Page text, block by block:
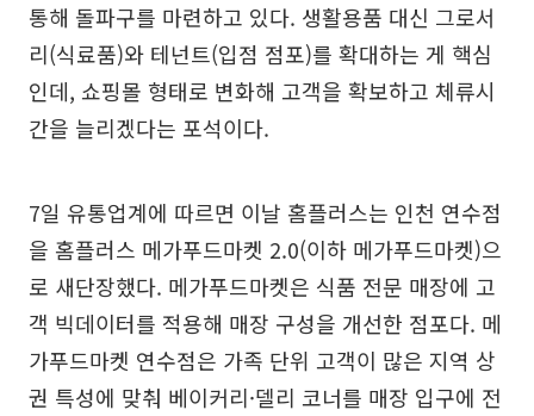
통해 돌파구를 마련하고 있다. 생활용품 대신 그로서
리(식료품)와 테넌트(입점 점포)를 확대하는 게 핵심
인데, 쇼핑몰 형태로 변화해 고객을 확보하고 체류시
간을 늘리겠다는 포석이다.
7일 유통업계에 따르면 이날 홈플러스는 인천 연수점
을 홈플러스 메가푸드마켓 2.0(이하 메가푸드마켓)으
로 새단장했다. 메가푸드마켓은 식품 전문 매장에 고
객 빅데이터를 적용해 매장 구성을 개선한 점포다. 메
가푸드마켓 연수점은 가족 단위 고객이 많은 지역 상
권 특성에 맞춰 베이커리·델리 코너를 매장 입구에 전